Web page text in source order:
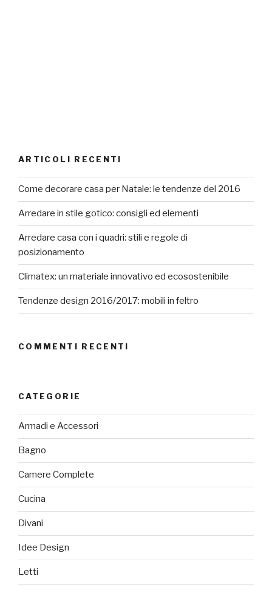
ARTICOLI RECENTI
Come decorare casa per Natale: le tendenze del 2016
Arredare in stile gotico: consigli ed elementi
Arredare casa con i quadri: stili e regole di
posizionamento
Climatex: un materiale innovativo ed ecosostenibile
Tendenze design 2016/2017: mobili in feltro
COMMENTI RECENTI
CATEGORIE
Armadi e Accessori
Bagno
Camere Complete
Cucina
Divani
Idee Design
Letti